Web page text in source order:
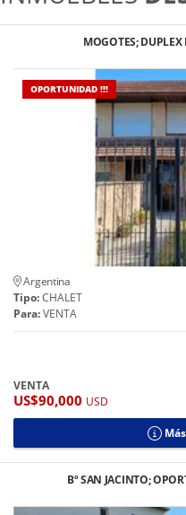
MOGOTES;
OPORTUNIDAD !!!
Argentina
Tipo:CHALET
Para:VENTA
VENTA
US$90,000 USD
Bº SAN JACINTO;